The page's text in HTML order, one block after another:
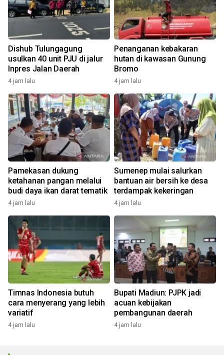
Dishub Tulungagung
usulkan 40 unit PJU di jalur
Inpres Jalan Daerah
4 jam lalu
Penanganan kebakaran
hutan di kawasan Gunung
Bromo
4 jam lalu
Pamekasan dukung
ketahanan pangan melalui
budi daya ikan darat tematik
4 jam lalu
Sumenep mulai salurkan
bantuan air bersih ke desa
terdampak kekeringan
4 jam lalu
Timnas Indonesia butuh
cara menyerang yang lebih
variatif
4 jam lalu
Bupati Madiun: PJPK jadi
acuan kebijakan
pembangunan daerah
4 jam lalu